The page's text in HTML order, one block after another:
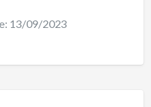
13/09/2023